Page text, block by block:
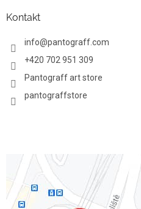
Kontakt
info@pantograff.com
+420 702 951 309
Pantograff art store
pantograffstore